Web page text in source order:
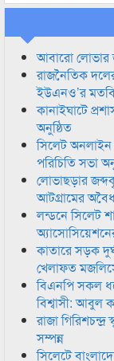
আবারো লোভার
রাজনৈতিক
ইউএনও’র
কানাইঘাটে
অনুষ্ঠিত
সিলেট অনলাইন
পরিচিতি সভা
লোভাছড়ার
আটগ্রামের
লন্ডনে সিলেট
কাতারে সড়ক
খেলাফত
বিএনপি সকল
বিশ্বাসী: আবুল
রাজা
সম্পন্ন
সিলেটে